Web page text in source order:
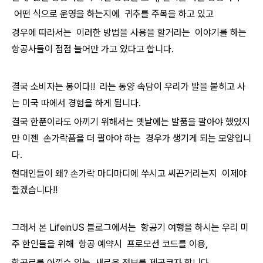
어떤 식으로 운영을 하는지에 귀추를 주목을 하고 있고
경우에 따라서는 이러한 방법을 사용을 할거라는 이야기를 하는
항공사들이 점점 늘어만 가고 있다고 합니다.
결국 소비자는 봉이다!! 라는 동양 속담이 우리가 발을 붙히고 사
는 미국 따에서 경험을 하게 됩니다.
결국 한푼이라도 아끼기 위해서는 옛날에는 발품을 팔아야 했었지
만 이젠 손가락품을 더 팔아야 하는 경우가 생기게 되는 모양입니
다.
현대인들이 왜? 손가락 마디마디에 쑤시고 씨끈거리는지 이제야
할겠습니다!!
그래서 본 LifeinUS 블로그에서는 항공기 여행을 하시는 우리 미
주 한인들을 위해 항공 예약시 프로모션 코드를 이용,